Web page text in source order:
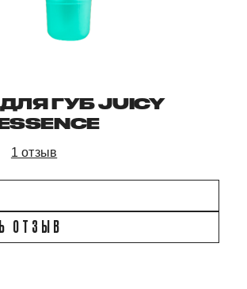
ГУБ JUICY
1 отзыв
ОТЗЫВ